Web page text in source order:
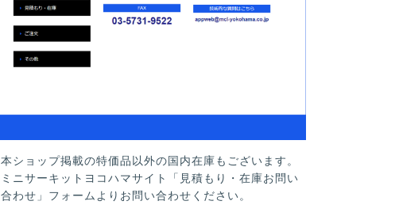
本ショップ掲載の特価品以外の国内在庫もございます。
ミニサーキットヨコハマサイト「見積もり・在庫お問い
合わせ」フォームよりお問い合わせください。